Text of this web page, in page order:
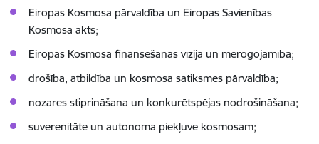
Eiropas Kosmosa pārvaldība un Eiropas Savienības
Kosmosa akts;
Eiropas Kosmosa finansēšanas vīzija un mērogojamība;
drošība, atbildība un kosmosa satiksmes pārvaldība;
nozares stiprināšana un konkurētspējas nodrošināšana;
suverenitāte un autonoma piekļuve kosmosam;